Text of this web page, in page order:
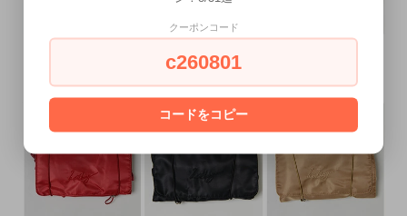
クーポンコード
c260801
コードをコピー